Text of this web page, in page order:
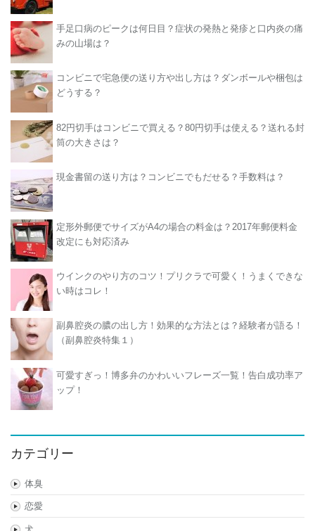
手足口病のピークは何日目？症状の発熱と発疹と口内炎の痛
みの山場は？
コンビニで宅急便の送り方や出し方は？ダンボールや梱包は
どうする？
82円切手はコンビニで買える？80円切手は使える？送れる封
筒の大きさは？
現金書留の送り方は？コンビニでもだせる？手数料は？
定形外郵便でサイズがA4の場合の料金は？2017年郵便料金
改定にも対応済み
ウインクのやり方のコツ！プリクラで可愛く！うまくできな
い時はコレ！
副鼻腔炎の膿の出し方！効果的な方法とは？経験者が語る！
（副鼻腔炎特集１）
可愛すぎっ！博多弁のかわいいフレーズ一覧！告白成功率ア
ップ！
カテゴリー
体臭
恋愛